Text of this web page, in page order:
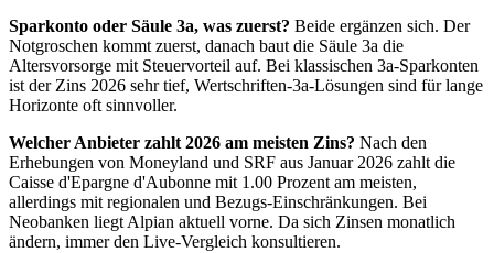
Sparkonto oder Säule 3a, was zuerst? Beide ergänzen sich. Der
Notgroschen kommt zuerst, danach baut die Säule 3a die
Altersvorsorge mit Steuervorteil auf. Bei klassischen 3a-Sparkonten
ist der Zins 2026 sehr tief, Wertschriften-3a-Lösungen sind für lange
Horizonte oft sinnvoller.
Welcher Anbieter zahlt 2026 am meisten Zins? Nach den
Erhebungen von Moneyland und SRF aus Januar 2026 zahlt die
Caisse d'Epargne d'Aubonne mit 1.00 Prozent am meisten,
allerdings mit regionalen und Bezugs-Einschränkungen. Bei
Neobanken liegt Alpian aktuell vorne. Da sich Zinsen monatlich
ändern, immer den Live-Vergleich konsultieren.